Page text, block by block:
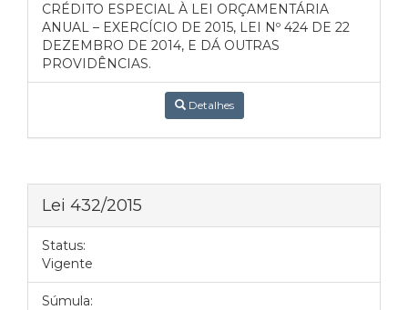
CRÉDITO ESPECIAL À LEI ORÇAMENTÁRIA
ANUAL – EXERCÍCIO DE 2015, LEI Nº 424 DE 22
DEZEMBRO DE 2014, E DÁ OUTRAS
PROVIDÊNCIAS.
Detalhes
Lei 432/2015
Status:
Vigente
Súmula: